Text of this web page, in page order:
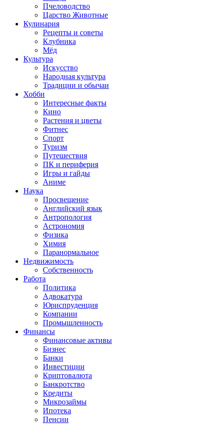
Пчеловодство
Царство Животные
Кулинария
Рецепты и советы
Клубника
Мёд
Культура
Искусство
Народная культура
Традиции и обычаи
Хобби
Интересные факты
Кино
Растения и цветы
Фитнес
Спорт
Туризм
Путешествия
ПК и периферия
Игры и гайды
Аниме
Наука
Просвещение
Английский язык
Антропология
Астрономия
Физика
Химия
Паранормальное
Недвижимость
Собственность
Работа
Политика
Адвокатура
Юриспруденция
Компании
Промышленность
Финансы
Финансовые активы
Бизнес
Банки
Инвестиции
Криптовалюта
Банкротство
Кредиты
Микрозаймы
Ипотека
Пенсии